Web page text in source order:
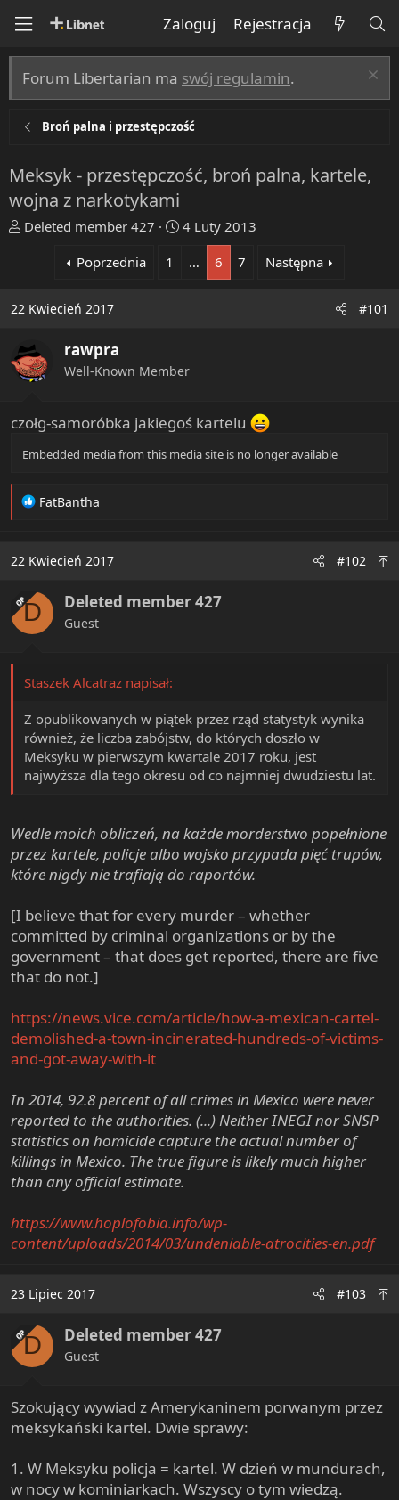
Zaloguj Rejestracja
Forum Libertarian ma swój regulamin.
Broń palna i przestępczość
Meksyk - przestępczość, broń palna, kartele,
wojna z narkotykami
T
a
d
t
a
e
r
Deleted member 427
R
t
4 Luty 2013
Poprzednia
1 … 6 7 Następna
22 Kwiecień 2017 #101
rawpra
Well-Known Member
czołg-samoróbka jakiegoś kartelu
Embedded media from this media site is no longer available
R
t
o
n
s
FatBantha
22 Kwiecień 2017 #102
OPD Deleted member 427
Guest
Staszek Alcatraz napisał:
Z opublikowanych w piątek przez rząd statystyk wynika
również, że liczba zabójstw, do których doszło w
Meksyku w pierwszym kwartale 2017 roku, jest
najwyższa dla tego okresu od co najmniej dwudziestu lat.
Wedle moich obliczeń, na każde morderstwo popełnione
przez kartele, policje albo wojsko przypada pięć trupów,
które nigdy nie trafiają do raportów.
[I believe that for every murder – whether
committed by criminal organizations or by the
government – that does get reported, there are five
that do not.]
https://news.vice.com/article/how-a-mexican-cartel-
demolished-a-town-incinerated-hundreds-of-victims-
and-got-away-with-it
In 2014, 92.8 percent of all crimes in Mexico were never
reported to the authorities. (...) Neither INEGI nor SNSP
statistics on homicide capture the actual number of
killings in Mexico. The true figure is likely much higher
than any official estimate.
https://www.hoplofobia.info/wp-
content/uploads/2014/03/undeniable-atrocities-en.pdf
23 Lipiec 2017 #103
OPD Deleted member 427
Guest
Szokujący wywiad z Amerykaninem porwanym przez
meksykański kartel. Dwie sprawy:
1. W Meksyku policja = kartel. W dzień w mundurach,
w nocy w kominiarkach. Wszyscy o tym wiedzą.